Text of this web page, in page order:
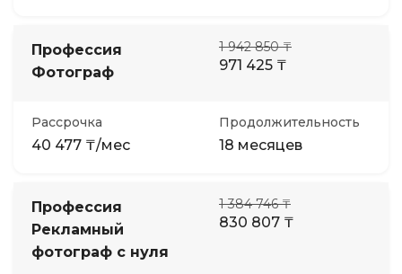
Профессия
Фотограф
1 942 850 ₸
971 425 ₸
Рассрочка
40 477 ₸/мес
Продолжительность
18 месяцев
Профессия
Рекламный
фотограф с нуля
1 384 746 ₸
830 807 ₸